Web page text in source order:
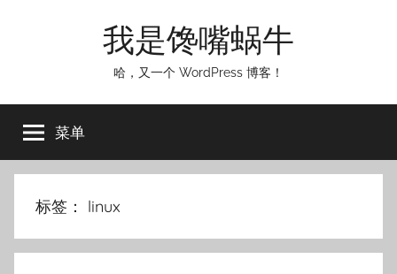
我是馋嘴蜗牛
哈，又一个 WordPress 博客！
菜单
标签： linux